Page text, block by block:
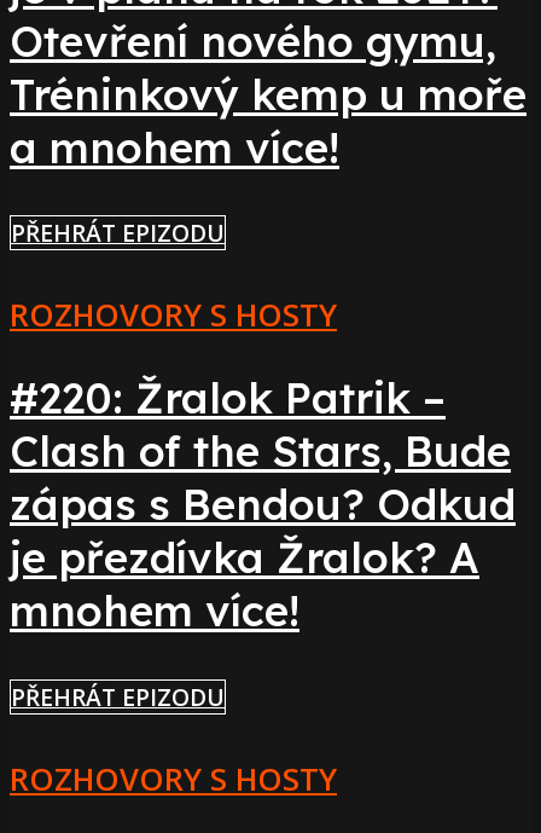
Otevření nového gymu,
Tréninkový kemp u moře
a mnohem více!
PŘEHRÁT EPIZODU
ROZHOVORY S HOSTY
#220: Žralok Patrik –
Clash of the Stars, Bude
zápas s Bendou? Odkud
je přezdívka Žralok? A
mnohem více!
PŘEHRÁT EPIZODU
ROZHOVORY S HOSTY